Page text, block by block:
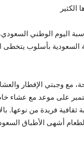
اليوم الوطني
بأسلوب يتخطى
على أسعار الإقامة في الغرف
المميزة داخل الفندق، مثل مطعم 365 أو هاوس أوف
للشخص، حيث تتضمن قائمة الطعام